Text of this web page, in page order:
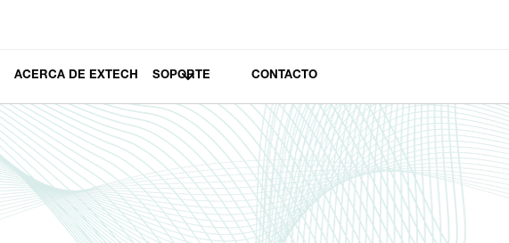
ACERCA DE EXTECH SOPORTE CONTACTO